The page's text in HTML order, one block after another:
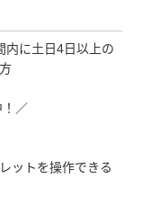
内に土日4日以上の
／
ットを操作できる